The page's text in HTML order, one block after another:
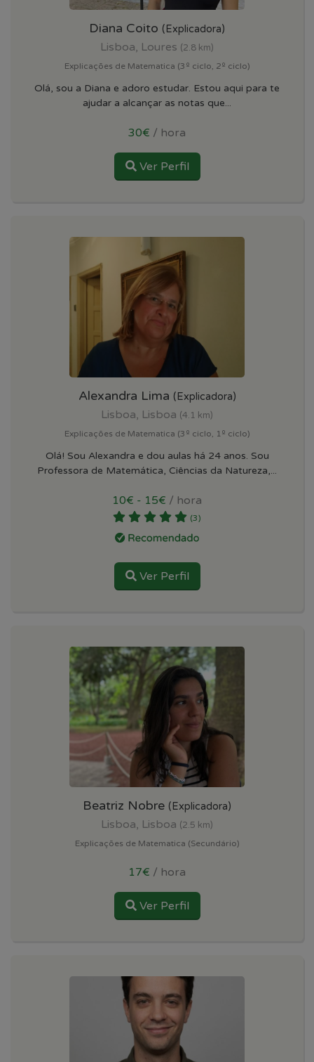
Diana Coito (Explicadora)
Lisboa, Loures (2.8 km)
Explicações de Matematica (3º ciclo, 2º ciclo)
Olá, sou a Diana e adoro estudar. Estou aqui para te
ajudar a alcançar as notas que...
30€ / hora
Ver Perfil
Alexandra Lima (Explicadora)
Lisboa, Lisboa (4.1 km)
Explicações de Matematica (3º ciclo, 1º ciclo)
Olá! Sou Alexandra e dou aulas há 24 anos. Sou
Professora de Matemática, Ciências da Natureza,...
10€ - 15€ / hora
(3)
Ver Perfil
Beatriz Nobre (Explicadora)
Lisboa, Lisboa (2.5 km)
Explicações de Matematica (Secundário)
17€ / hora
Ver Perfil